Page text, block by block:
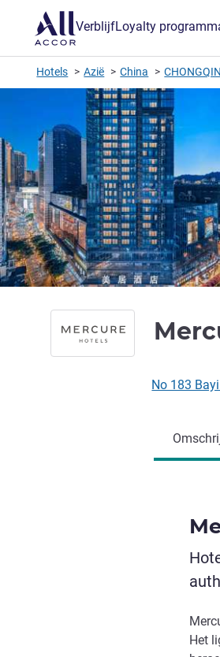
VerblijfLoyalty
Hotels Azië China
No 183
Het